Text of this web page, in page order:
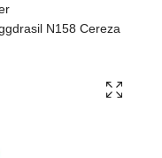
N158 Cereza